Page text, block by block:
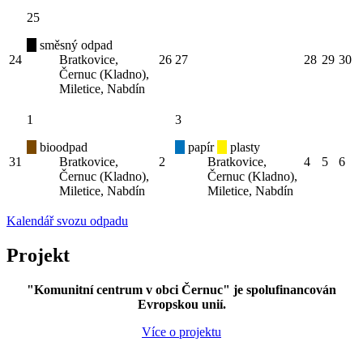
24
25
směsný odpad
Bratkovice,
Černuc (Kladno),
Miletice, Nabdín
26 27 28 29 30
31
1
bioodpad
Bratkovice,
Černuc (Kladno),
Miletice, Nabdín
2
3
papír
plasty
Bratkovice,
Černuc (Kladno),
Miletice, Nabdín
4 5 6
Kalendář svozu odpadu
Projekt
"Komunitní centrum v obci Černuc" je spolufinancován
Evropskou unií.
Více o projektu